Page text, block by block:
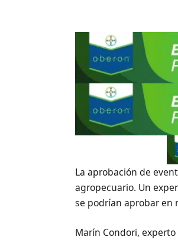
La aprobación de
agropecuario. Un
se podrían aprobar en
Marín Condori,